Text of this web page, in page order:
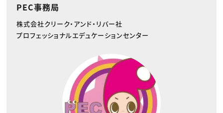
PEC事務局
株式会社クリーク・アンド・リバー社
プロフェッショナルエデュケーションセンター